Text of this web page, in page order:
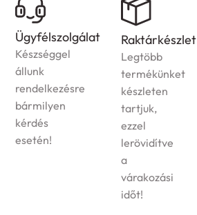
Ügyfélszolgálat
Készséggel
állunk
rendelkezésre
bármilyen
kérdés
esetén!
Raktárkészlet
Legtöbb
termékünket
készleten
tartjuk,
ezzel
lerövidítve
a
várakozási
időt!